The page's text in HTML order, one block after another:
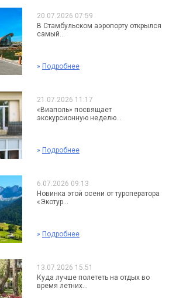
20.07.2026 07:59
В Стамбульском аэропорту открылся
самый...
» Подробнее
21.07.2026 11:17
«Виаполь» посвящает
экскурсионную неделю...
» Подробнее
6.07.2026 09:13
Новинка этой осени от туроператора
«Экотур...
» Подробнее
13.07.2026 15:51
Куда лучше полететь на отдых во
время летних...